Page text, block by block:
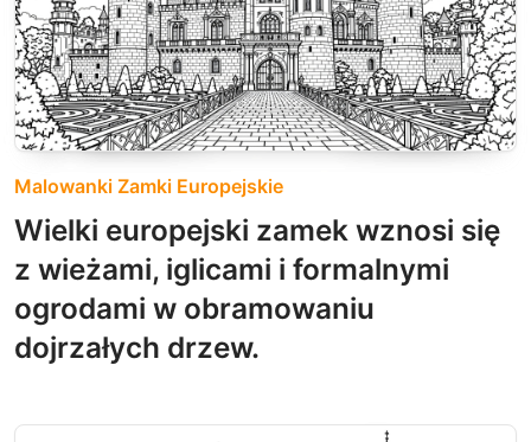
Malowanki Zamki Europejskie
Wielki europejski zamek wznosi się
z wieżami, iglicami i formalnymi
ogrodami w obramowaniu
dojrzałych drzew.